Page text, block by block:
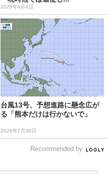
2026年8月4日
台風13号、予想進路に懸念広が
る「熊本だけは行かないで」
2026年7月30日
Recommended by